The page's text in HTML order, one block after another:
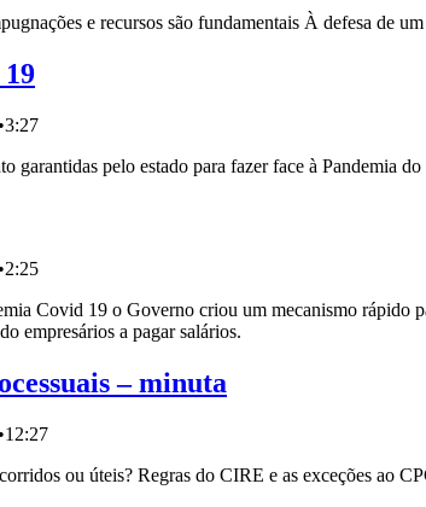
e recursos são fundamentais À defesa de
•3:27
garantidas pelo estado para fazer face à Pandemia
•2:25
Covid 19 o Governo criou um mecanismo rápido
empresários a pagar salários.
– minuta
•12:27
ou úteis? Regras do CIRE e as exceções ao